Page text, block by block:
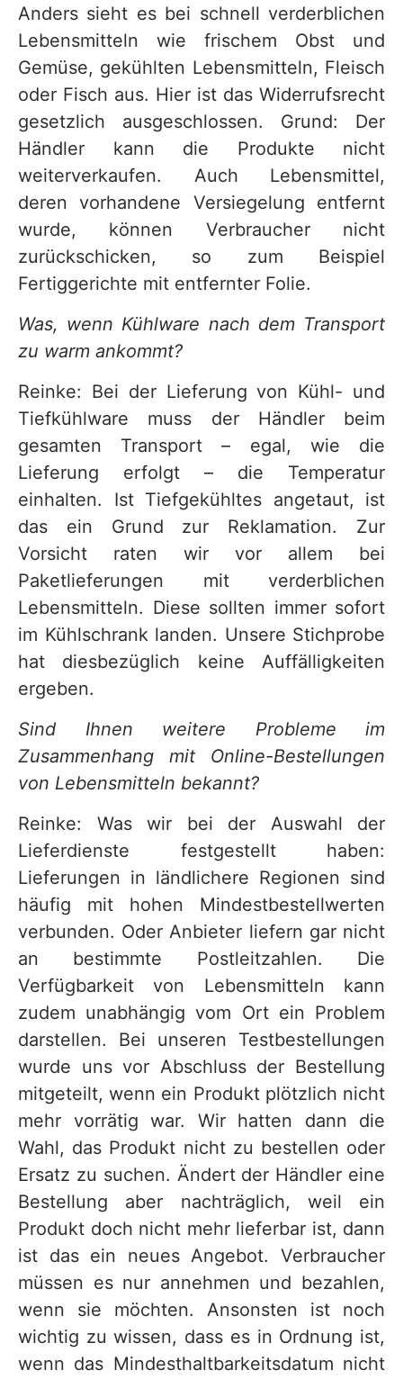
Anders sieht es bei schnell verderblichen
Lebensmitteln wie frischem Obst und
Gemüse, gekühlten Lebensmitteln, Fleisch
oder Fisch aus. Hier ist das Widerrufsrecht
gesetzlich ausgeschlossen. Grund: Der
Händler kann die Produkte nicht
weiterverkaufen. Auch Lebensmittel,
deren vorhandene Versiegelung entfernt
wurde, können Verbraucher nicht
zurückschicken, so zum Beispiel
Fertiggerichte mit entfernter Folie.
Was, wenn Kühlware nach dem Transport
zu warm ankommt?
Reinke: Bei der Lieferung von Kühl- und
Tiefkühlware muss der Händler beim
gesamten Transport – egal, wie die
Lieferung erfolgt – die Temperatur
einhalten. Ist Tiefgekühltes angetaut, ist
das ein Grund zur Reklamation. Zur
Vorsicht raten wir vor allem bei
Paketlieferungen mit verderblichen
Lebensmitteln. Diese sollten immer sofort
im Kühlschrank landen. Unsere Stichprobe
hat diesbezüglich keine Auffälligkeiten
ergeben.
Sind Ihnen weitere Probleme im
Zusammenhang mit Online-Bestellungen
von Lebensmitteln bekannt?
Reinke: Was wir bei der Auswahl der
Lieferdienste festgestellt haben:
Lieferungen in ländlichere Regionen sind
häufig mit hohen Mindestbestellwerten
verbunden. Oder Anbieter liefern gar nicht
an bestimmte Postleitzahlen. Die
Verfügbarkeit von Lebensmitteln kann
zudem unabhängig vom Ort ein Problem
darstellen. Bei unseren Testbestellungen
wurde uns vor Abschluss der Bestellung
mitgeteilt, wenn ein Produkt plötzlich nicht
mehr vorrätig war. Wir hatten dann die
Wahl, das Produkt nicht zu bestellen oder
Ersatz zu suchen. Ändert der Händler eine
Bestellung aber nachträglich, weil ein
Produkt doch nicht mehr lieferbar ist, dann
ist das ein neues Angebot. Verbraucher
müssen es nur annehmen und bezahlen,
wenn sie möchten. Ansonsten ist noch
wichtig zu wissen, dass es in Ordnung ist,
wenn das Mindesthaltbarkeitsdatum nicht